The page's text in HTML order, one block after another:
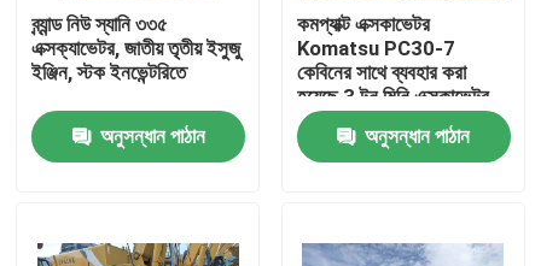
বাড়ি
ব্র্যান্ড নিউ স্যানি ৩৩৫
এক্সক্যাভেটর, জাতীয় তৃতীয় ইসুজু
ইঞ্জিন, স্টক ইনভেন্টরিতে
অনুসন্ধান পাঠান
কমপ্যাক্ট এক্সকাভেটর
Komatsu PC30-7
কেবিনের সাথে ব্যবহার করা
হয়েছে 3 টন মিনি এক্সকাভেটর -
সূক্ষ্ম-খননকারী কোমাটসু
মেশিনারি, কম-জ্বালানি মিনি
সরঞ্জাম বিক্রয়ের জন্য
অনুসন্ধান পাঠান